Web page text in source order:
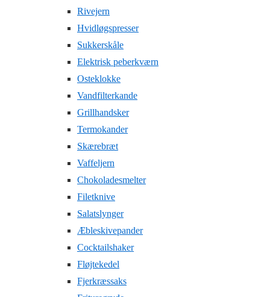
Rivejern
Hvidløgspresser
Sukkerskåle
Elektrisk peberkværn
Osteklokke
Vandfilterkande
Grillhandsker
Termokander
Skærebræt
Vaffeljern
Chokoladesmelter
Filetknive
Salatslynger
Æbleskivepander
Cocktailshaker
Fløjtekedel
Fjerkræssaks